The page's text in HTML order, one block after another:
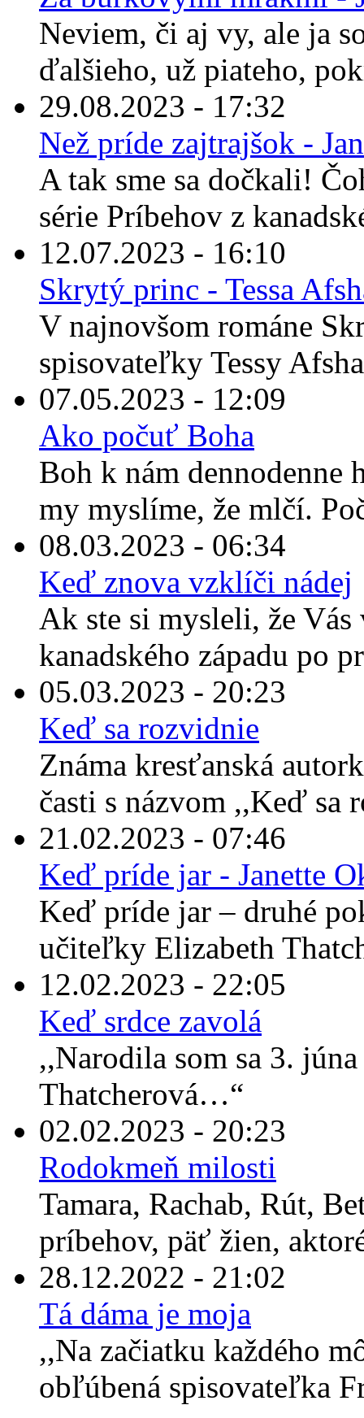
Neviem, či aj vy, ale ja
ďalšieho, už piateho,
29.08.2023 - 17:32
Než príde zajtrajšok -
A tak sme sa dočkali!
série Príbehov z
12.07.2023 - 16:10
Skrytý princ - Tessa
V najnovšom románe
spisovateľky Tessy
07.05.2023 - 12:09
Ako počuť Boha
Boh k nám
my myslíme, že mlčí.
08.03.2023 - 06:34
Keď znova vzklíči nádej
Ak ste si mysleli, že
kanadského západu po
05.03.2023 - 20:23
Keď sa rozvidnie
Známa kresťanská
časti s názvom ,,Keď sa
21.02.2023 - 07:46
Keď príde jar - Janette
Keď príde jar – druhé
učiteľky Elizabeth
12.02.2023 - 22:05
Keď srdce zavolá
,,Narodila som sa 3.
Thatcherová…“
02.02.2023 - 20:23
Rodokmeň milosti
Tamara, Rachab, Rút,
príbehov, päť žien,
28.12.2022 - 21:02
Tá dáma je moja
,,Na začiatku každého
obľúbená spisovateľka